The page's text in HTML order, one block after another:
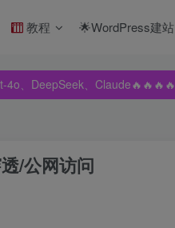
教程 🌟WordPress建站
4o、DeepSeek、Claude🔥🔥🔥🔥
4o、DeepSeek、Claude🔥🔥🔥🔥
/公网访问